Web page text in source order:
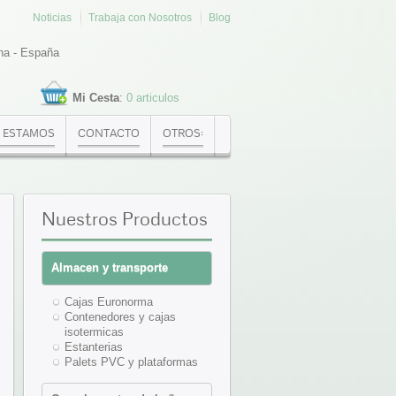
Noticias Trabaja con Nosotros Blog
- España
Mi Cesta: 0 articulos
CONTACTO OTROS:
Nuestros Productos
Almacen y transporte
Cajas Euronorma
Contenedores y cajas
isotermicas
Estanterias
Palets PVC y plataformas